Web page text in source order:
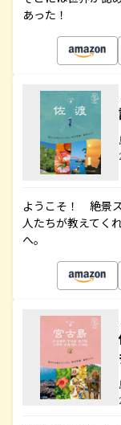
あった！
ようこそ！ 絶景
人たちが教えてく
へ。